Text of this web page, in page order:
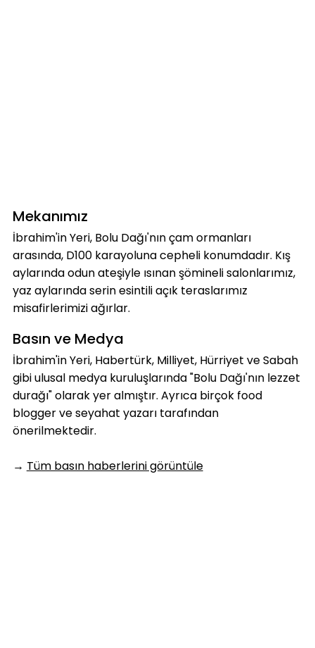
Mekanımız
İbrahim'in Yeri, Bolu Dağı'nın çam ormanları
arasında, D100 karayoluna cepheli konumdadır. Kış
aylarında odun ateşiyle ısınan şömineli salonlarımız,
yaz aylarında serin esintili açık teraslarımız
misafirlerimizi ağırlar.
Basın ve Medya
İbrahim'in Yeri, Habertürk, Milliyet, Hürriyet ve Sabah
gibi ulusal medya kuruluşlarında "Bolu Dağı'nın lezzet
durağı" olarak yer almıştır. Ayrıca birçok food
blogger ve seyahat yazarı tarafından
önerilmektedir.
→ Tüm basın haberlerini görüntüle